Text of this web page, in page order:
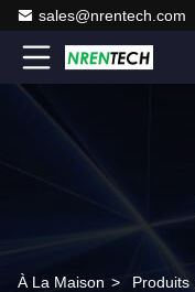
sales@nrentech.com
À La Maison > Produits